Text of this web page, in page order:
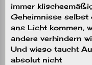
immer
Geheimnisse selbst
ans Licht kommen,
andere verhindern
Und wieso taucht
absolut nicht